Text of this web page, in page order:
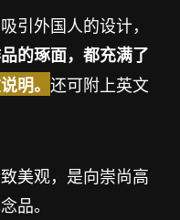
引外国人的设计，
的琢面，都充满了
明。 还可附上英文
美观，是向崇尚高
品。